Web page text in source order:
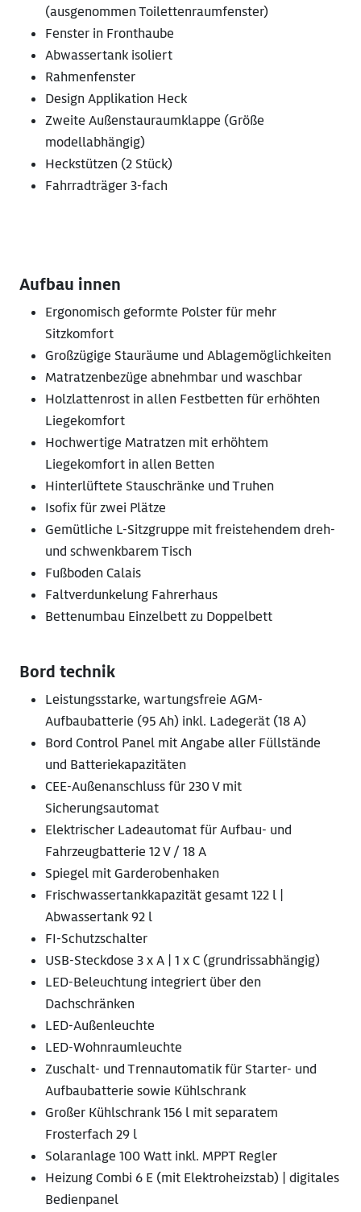
(ausgenommen Toilettenraumfenster)
Fenster in Fronthaube
Abwassertank isoliert
Rahmenfenster
Design Applikation Heck
Zweite Außenstauraumklappe (Größe
modellabhängig)
Heckstützen (2 Stück)
Fahrradträger 3-fach
Aufbau innen
Ergonomisch geformte Polster für mehr
Sitzkomfort
Großzügige Stauräume und Ablagemöglichkeiten
Matratzenbezüge abnehmbar und waschbar
Holzlattenrost in allen Festbetten für erhöhten
Liegekomfort
Hochwertige Matratzen mit erhöhtem
Liegekomfort in allen Betten
Hinterlüftete Stauschränke und Truhen
Isofix für zwei Plätze
Gemütliche L-Sitzgruppe mit freistehendem dreh-
und schwenkbarem Tisch
Fußboden Calais
Faltverdunkelung Fahrerhaus
Bettenumbau Einzelbett zu Doppelbett
Bord technik
Leistungsstarke, wartungsfreie AGM-
Aufbaubatterie (95 Ah) inkl. Ladegerät (18 A)
Bord Control Panel mit Angabe aller Füllstände
und Batteriekapazitäten
CEE-Außenanschluss für 230 V mit
Sicherungsautomat
Elektrischer Ladeautomat für Aufbau- und
Fahrzeugbatterie 12 V / 18 A
Spiegel mit Garderobenhaken
Frischwassertankkapazität gesamt 122 l |
Abwassertank 92 l
FI-Schutzschalter
USB-Steckdose 3 x A | 1 x C (grundrissabhängig)
LED-Beleuchtung integriert über den
Dachschränken
LED-Außenleuchte
LED-Wohnraumleuchte
Zuschalt- und Trennautomatik für Starter- und
Aufbaubatterie sowie Kühlschrank
Großer Kühlschrank 156 l mit separatem
Frosterfach 29 l
Solaranlage 100 Watt inkl. MPPT Regler
Heizung Combi 6 E (mit Elektroheizstab) | digitales
Bedienpanel